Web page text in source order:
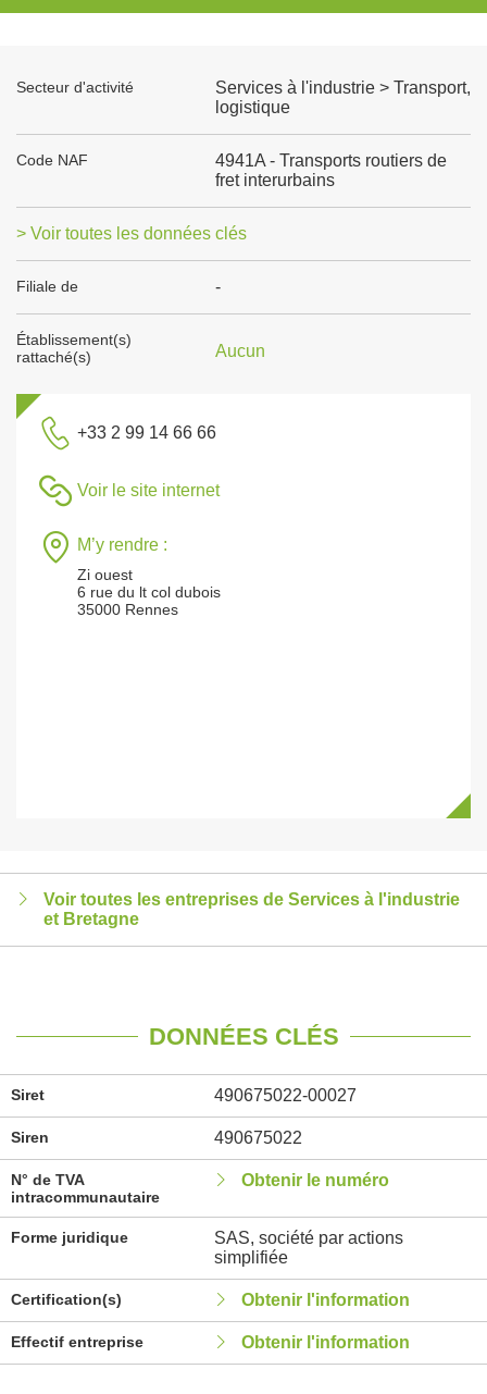
Secteur d'activité
Services à l'industrie > Transport,
logistique
Code NAF
4941A - Transports routiers de
fret interurbains
> Voir toutes les données clés
Filiale de -
Établissement(s)
rattaché(s)
Aucun
+33 2 99 14 66 66
Voir le site internet
M’y rendre :
Zi ouest
6 rue du lt col dubois
35000 Rennes
Voir toutes les entreprises de Services à l'industrie
et Bretagne
DONNÉES CLÉS
Siret 490675022-00027
Siren 490675022
N° de TVA
intracommunautaire
Obtenir le numéro
Forme juridique
SAS, société par actions
simplifiée
Certification(s) Obtenir l'information
Effectif entreprise Obtenir l'information